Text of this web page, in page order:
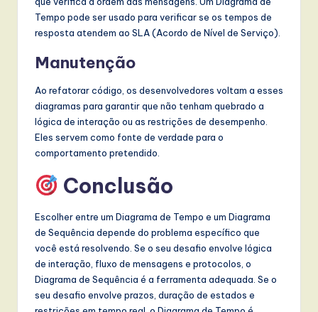
Tempo pode ser usado para verificar se os tempos de
resposta atendem ao SLA (Acordo de Nível de Serviço).
Manutenção
Ao refatorar código, os desenvolvedores voltam a esses
diagramas para garantir que não tenham quebrado a
lógica de interação ou as restrições de desempenho.
Eles servem como fonte de verdade para o
comportamento pretendido.
Conclusão
Escolher entre um Diagrama de Tempo e um Diagrama
de Sequência depende do problema específico que
você está resolvendo. Se o seu desafio envolve lógica
de interação, fluxo de mensagens e protocolos, o
Diagrama de Sequência é a ferramenta adequada. Se o
seu desafio envolve prazos, duração de estados e